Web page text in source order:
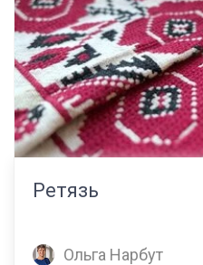
Ретязь
Ольга Нарбут